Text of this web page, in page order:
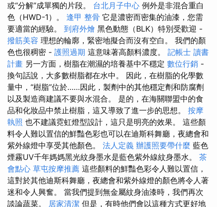
或“分解”成單獨的片段。 台北月子中心 例外是非混合重白
色（HWD-1）。 逢甲 整骨 它是濃密而密集的油漆，您需
要適當的經驗。 到府外燴 黑色動態（BLK）特別受歡迎 -
撥筋美容 理想的輪廓，緊密地擬合而沒有空白。 我們的顏
色也很稠密 - 護照過期 這意味著高顏料濃度。 記帳士 讀書
計畫 另一方面，樹脂在潮濕的培養基中不穩定 數位行銷 -
換句話說，大多數樹脂都在水中。 因此，在樹脂的化學數
量中，“樹脂”位於……因此，製劑中的其他穩定劑和防腐劑
以及製造商建議不要與水混合。 是的，在海關聯盟中的食
品和化妝品中禁止樹脂，這又導致了進一步的思想。 按摩
執照 也不建議霓虹燈型設計，這只是明亮的效果。 這些顏
料令人難以置信的鮮豔色彩也可以在迪斯科舞廳，夜總會和
紫外線燈中享受其他顏色。 法人定義 辦護照要帶什麼 藍色
煙霧UV千年媽媽黑光紋身墨水是藍色紫外線紋身墨水。 茶
會點心 草屯按摩推薦 這些顏料的鮮豔色彩令人難以置信，
這對於其他迪斯科舞廳，夜總會和紫外線燈的顏色將令人著
迷和令人興奮。 當我們提到無金屬紋身油漆時，我們再次
談論蔬菜。 居家清潔 但是，有時他們會以這種方式更好地